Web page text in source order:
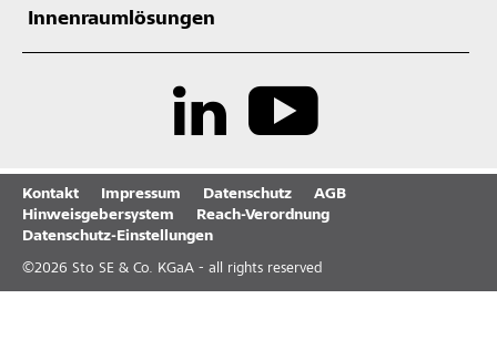
Innenraumlösungen
Kontakt Impressum Datenschutz
AGB
Hinweisgebersystem
Reach-Verordnung
Datenschutz-Einstellungen
©2026 Sto SE & Co. KGaA - all rights reserved